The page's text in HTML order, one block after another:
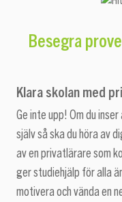
Besegra
Klara skolan med
Ge inte upp! Om du
själv så ska du höra av
av en privatlärare som
ger studiehjälp för alla
motivera och vända en